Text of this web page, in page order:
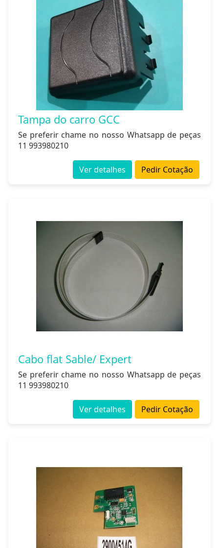
Tampa do carro GCC
Se preferir chame no nosso Whatsapp de peças
11 993980210
Pedir Cotação
Ver detalhes
Cabo flat Sable/ Expert
Se preferir chame no nosso Whatsapp de peças
11 993980210
Pedir Cotação
Ver detalhes